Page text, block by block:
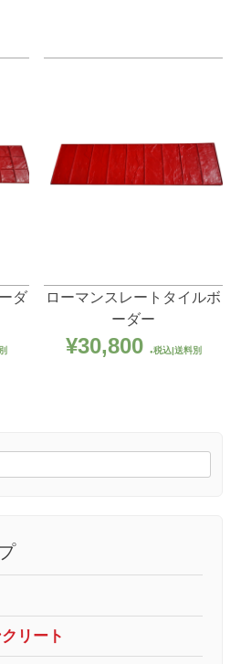
ダ
ローマンスレートタイルボ
ーダー
¥30,800 税込|送料別
リート